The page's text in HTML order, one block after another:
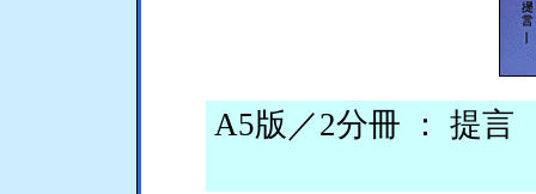
A5版／2分冊 ： 提